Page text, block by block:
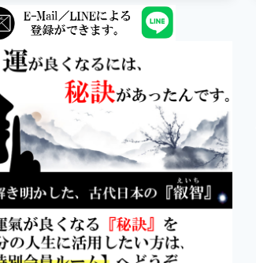
ッ
キ
リ。
思
考
ク
リ
ア
に
～
【訪
問
用】